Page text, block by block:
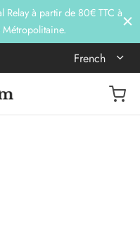
Relay à partir de 80€ TTC à
French